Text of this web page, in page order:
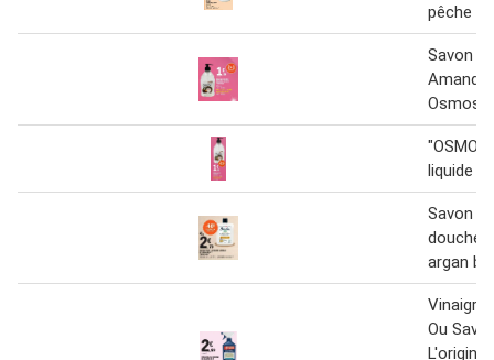
pêche
Savon
Amande
Osmose
liquide
Savon
douche
argan
Vinaigre
Ou